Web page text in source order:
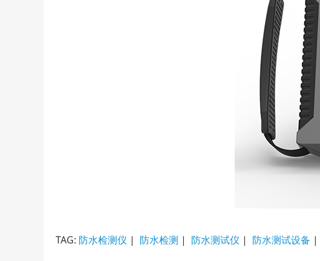
TAG: 防水检测仪 | 防水检测 | 防水测试仪 | 防水测试设备 |